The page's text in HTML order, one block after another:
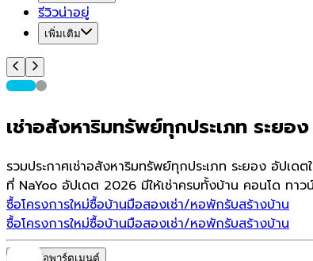
รีวิวน่าอยู่
เพิ่มเติม
เช่าอสังหาริมทรัพย์ทุกประเภท ระยอ
รวมประกาศเช่าอสังหาริมทรัพย์ทุกประเภท ระยอง อัปเ
ที่ NaYoo อัปเดต 2026 มีให้เช่าครบทั้งบ้าน คอนโด ทาว
ซื้อโครงการใหม่ซื้อบ้านมือสองเช่า/หอพักรับสร้างบ้าน
ซื้อโครงการใหม่ซื้อบ้านมือสองเช่า/หอพักรับสร้างบ้าน
หอพัก/อพาร์ตเมนต์